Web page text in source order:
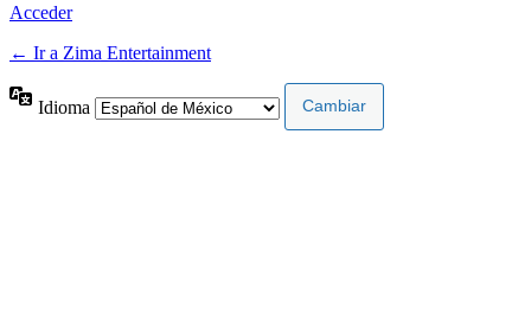
Acceder
← Ir a Zima Entertainment
Idioma